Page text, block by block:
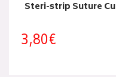
Steri-strip Suture
3,80€